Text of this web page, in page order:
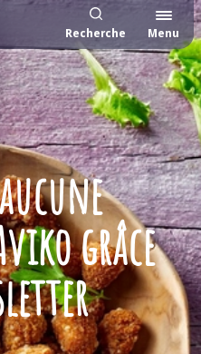
Recherche Menu
grâce